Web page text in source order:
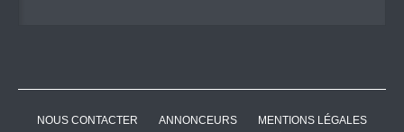
NOUS CONTACTER ANNONCEURS
MENTIONS LÉGALES